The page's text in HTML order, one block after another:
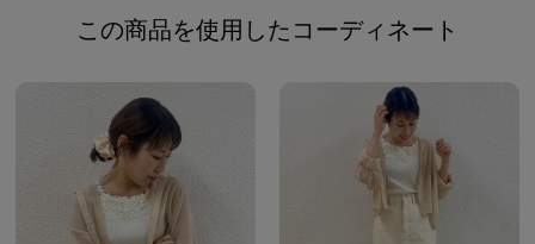
この商品を使用したコーディネート